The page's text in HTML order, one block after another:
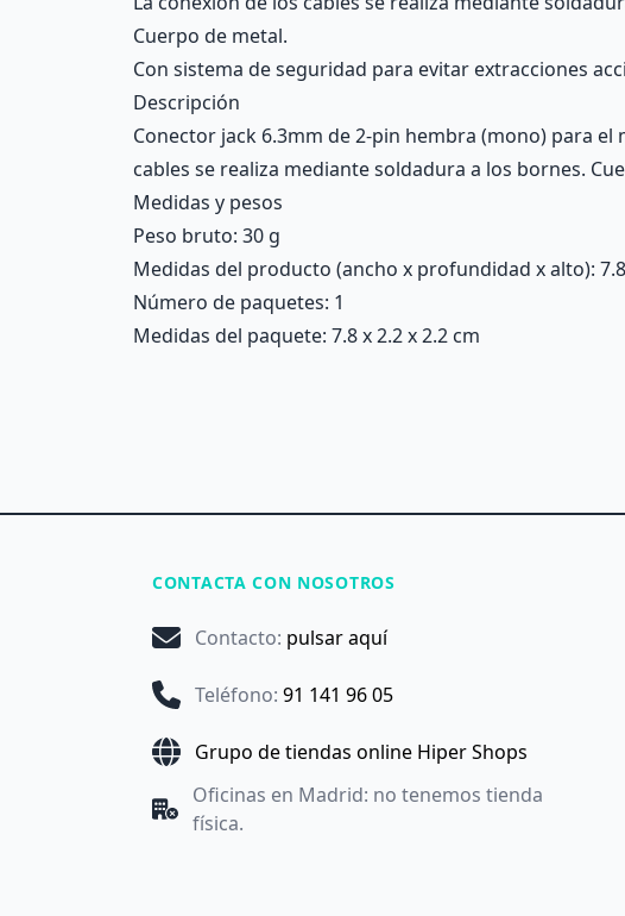
Cuerpo de metal.
Con sistema de seguridad para evitar extracciones
Descripción
Conector jack 6.3mm de 2-pin hembra (mono) para
cables se realiza mediante soldadura a los bornes.
Medidas y pesos
Peso bruto: 30 g
Medidas del producto (ancho x profundidad x alto): 7.8
Número de paquetes: 1
Medidas del paquete: 7.8 x 2.2 x 2.2 cm
CONTACTA CON NOSOTROS
Contacto: pulsar aquí
Teléfono: 91 141 96 05
Grupo de tiendas online Hiper Shops
Oficinas en Madrid: no tenemos tienda
física.